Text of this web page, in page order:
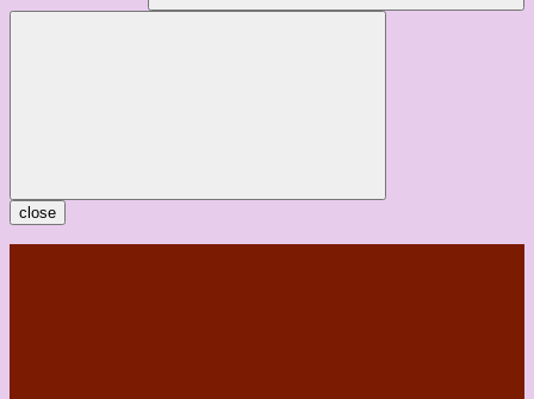
close